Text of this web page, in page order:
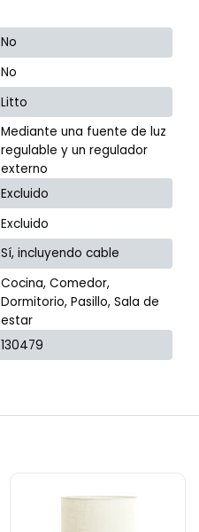
No
No
Litto
Mediante una fuente de luz
regulable y un regulador
externo
Excluido
Excluido
Sí, incluyendo cable
Cocina, Comedor,
Dormitorio, Pasillo, Sala de
estar
130479